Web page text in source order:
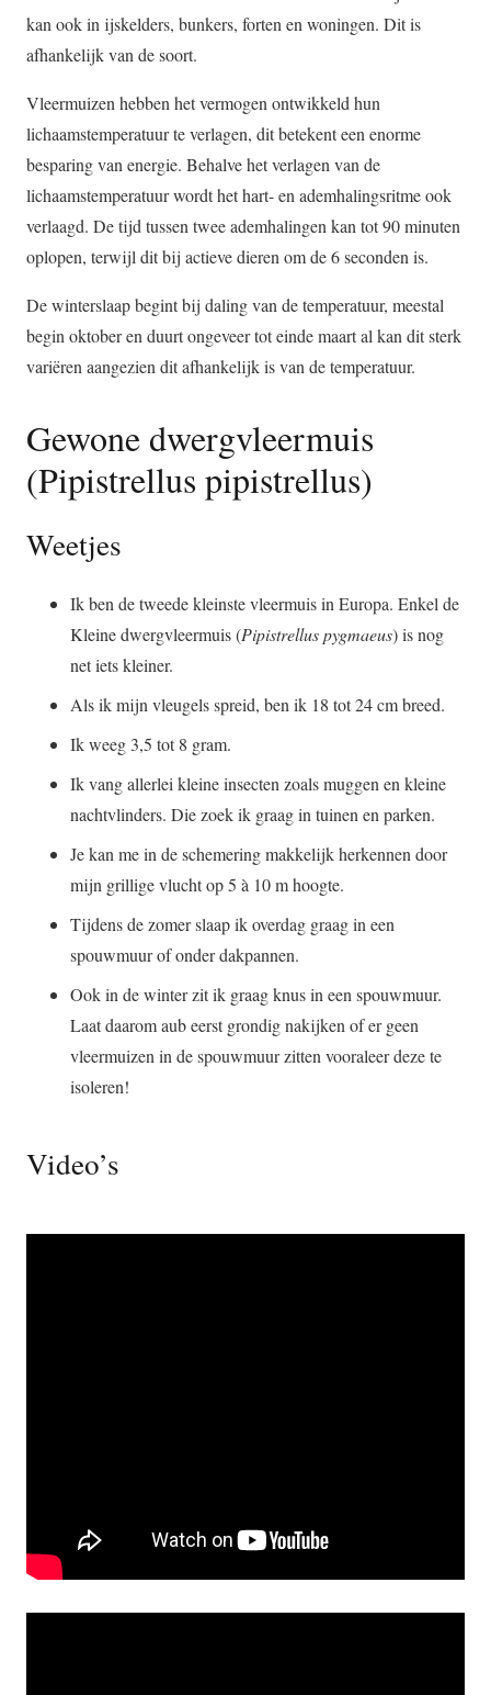
kan ook in ijskelders, bunkers, forten en woningen. Dit is
afhankelijk van de soort.
Vleermuizen hebben het vermogen ontwikkeld hun
lichaamstemperatuur te verlagen, dit betekent een enorme
besparing van energie. Behalve het verlagen van de
lichaamstemperatuur wordt het hart- en ademhalingsritme ook
verlaagd. De tijd tussen twee ademhalingen kan tot 90 minuten
oplopen, terwijl dit bij actieve dieren om de 6 seconden is.
De winterslaap begint bij daling van de temperatuur, meestal
begin oktober en duurt ongeveer tot einde maart al kan dit sterk
variëren aangezien dit afhankelijk is van de temperatuur.
Gewone dwergvleermuis
(Pipistrellus pipistrellus)
Weetjes
Ik ben de tweede kleinste vleermuis in Europa. Enkel de
Kleine dwergvleermuis (Pipistrellus pygmaeus) is nog
net iets kleiner.
Als ik mijn vleugels spreid, ben ik 18 tot 24 cm breed.
Ik weeg 3,5 tot 8 gram.
Ik vang allerlei kleine insecten zoals muggen en kleine
nachtvlinders. Die zoek ik graag in tuinen en parken.
Je kan me in de schemering makkelijk herkennen door
mijn grillige vlucht op 5 à 10 m hoogte.
Tijdens de zomer slaap ik overdag graag in een
spouwmuur of onder dakpannen.
Ook in de winter zit ik graag knus in een spouwmuur.
Laat daarom aub eerst grondig nakijken of er geen
vleermuizen in de spouwmuur zitten vooraleer deze te
isoleren!
Video’s